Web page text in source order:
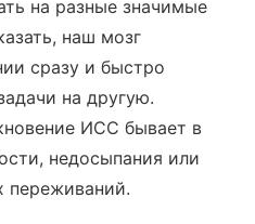
на разные значимые
наш мозг
сразу и быстро
на другую.
ИСС бывает в
недосыпания или
переживаний.